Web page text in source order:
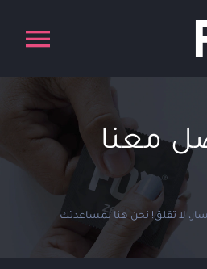
معنا
لا تقلق! نحن هنا لمساعدتك